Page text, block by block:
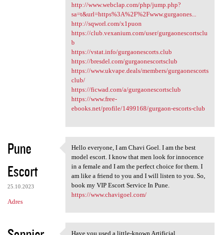
http://www.webclap.com/php/jump.php?
sa=t&url=https%3A%2F%2Fwww.gurgaones...
http://sqworl.com/x1puon
https://club.vexanium.com/user/gurgaonescortsclu
b
https://vstat.info/gurgaonescorts.club
https://bresdel.com/gurgaonescortsclub
https://www.ukvape.deals/members/gurgaonescorts
club/
https://ficwad.com/a/gurgaonescortsclub
https://www.free-
ebooks.net/profile/1499168/gurgaon-escorts-club
Pune
Escort
25.10.2023
Adres
Hello everyone, I am Chavi
Hello everyone, I am Chavi Goel. I am the best
model escort. I know that men look for innocence
in a female and I am the perfect choice for them. I
am like a friend to you and I will listen to you. So,
book my VIP Escort Service In Pune.
https://www.chavigoel.com/
Have you used a little-known Artificial